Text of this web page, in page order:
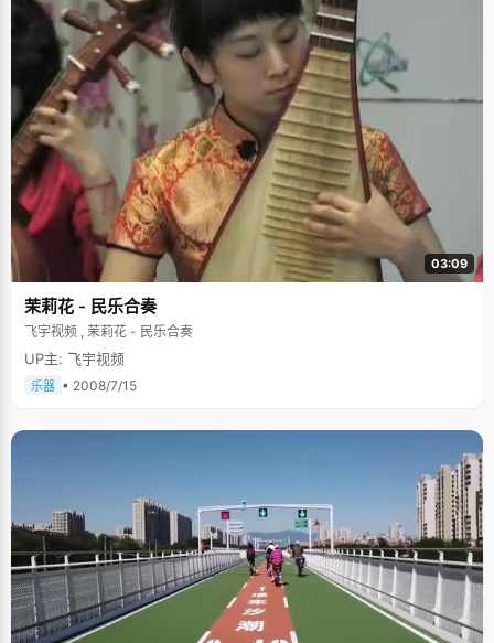
03:09
茉莉花 - 民乐合奏
飞宇视频 , 茉莉花 - 民乐合奏
UP主: 飞宇视频
乐器 • 2008/7/15